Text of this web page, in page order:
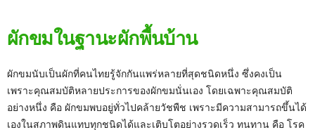
ผักขมในฐานะผักพื้นบ้าน
ผักขมนับเป็นผักที่คนไทยรู้จักกันแพร่หลายที่สุดชนิดหนึ่ง ซึ่งคงเป็น
เพราะคุณสมบัติหลายประการของผักขมนั่นเอง โดยเฉพาะคุณสมบัติ
อย่างหนึ่ง คือ ผักขมพบอยู่ทั่วไปคล้ายวัชพืช เพราะมีความสามารถขึ้นได้
เองในสภาพดินแทบทุกชนิดได้และเติบโตอย่างรวดเร็ว ทนทาน คือ โรค